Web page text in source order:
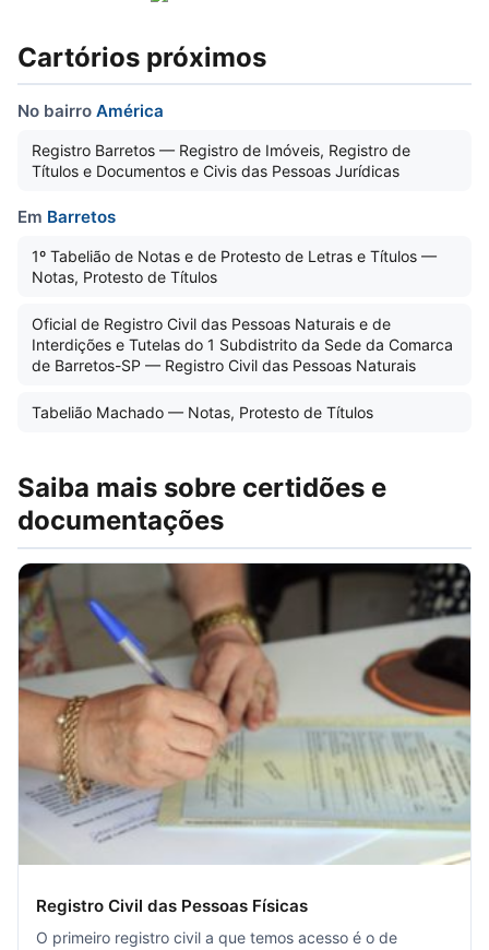
Cartórios próximos
No bairro América
Registro Barretos — Registro de Imóveis, Registro de
Títulos e Documentos e Civis das Pessoas Jurídicas
Em Barretos
1º Tabelião de Notas e de Protesto de Letras e Títulos —
Notas, Protesto de Títulos
Oficial de Registro Civil das Pessoas Naturais e de
Interdições e Tutelas do 1 Subdistrito da Sede da Comarca
de Barretos-SP — Registro Civil das Pessoas Naturais
Tabelião Machado — Notas, Protesto de Títulos
Saiba mais sobre certidões e
documentações
Registro Civil das Pessoas Físicas
O primeiro registro civil a que temos acesso é o de